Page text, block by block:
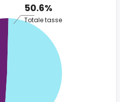
50.6%
Totale tasse